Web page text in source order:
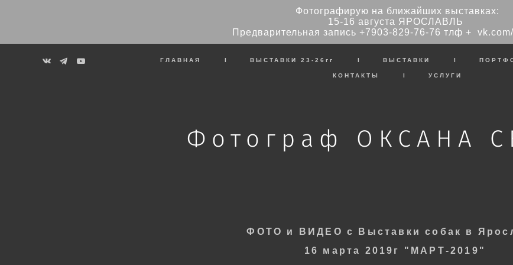
Фотографирую на ближайших выставках:
15-16 августа ЯРОСЛАВЛЬ
Предварительная запись +7903-829-76-76 тлф +
ГЛАВНАЯ I ВЫСТАВКИ 23-26гг I ВЫСТАВКИ I
КОНТАКТЫ I УСЛУГИ
Фотограф ОКСАНА
ФОТО и ВИДЕО с
Выставки собак в
16 марта 2019г
" МАРТ-2019"